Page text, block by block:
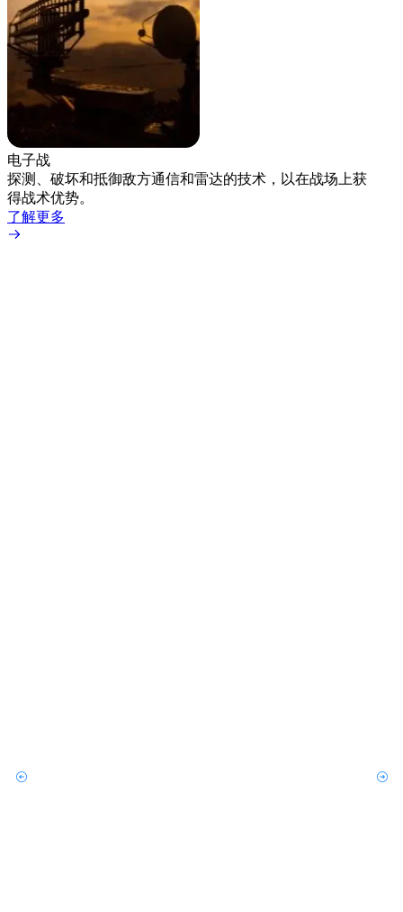
电子战
探测、破坏和抵御敌方通信和雷达的技术，以在战场上获
得战术优势。
了解更多